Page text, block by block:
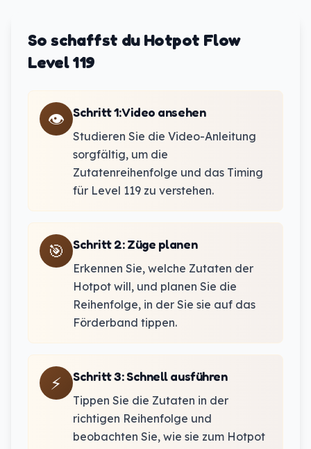
So schaffst du Hotpot Flow
Level 119
👁️ Schritt 1:Video ansehen
Studieren Sie die Video-Anleitung
sorgfältig, um die
Zutatenreihenfolge und das Timing
für Level 119 zu verstehen.
🎯 Schritt 2:Züge planen
Erkennen Sie, welche Zutaten der
Hotpot will, und planen Sie die
Reihenfolge, in der Sie sie auf das
Förderband tippen.
⚡ Schritt 3:Schnell ausführen
Tippen Sie die Zutaten in der
richtigen Reihenfolge und
beobachten Sie, wie sie zum Hotpot